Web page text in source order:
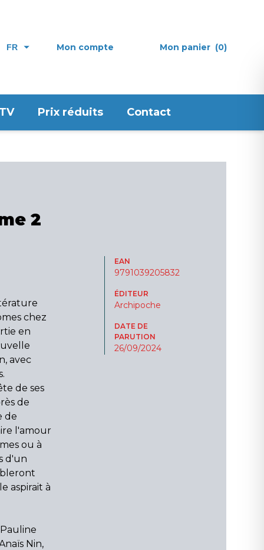
FR Mon compte Mon panier (0)
Prix réduits Contact
2
chez
en
avec
de ses
de
de
l'amour
ou à
d'un
aspirait à
Nin,
EAN
9791039205832
ÉDITEUR
Archipoche
DATE DE
PARUTION
26/09/2024